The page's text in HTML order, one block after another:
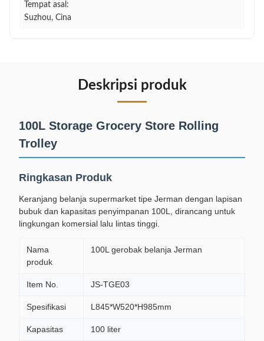
Tempat asal:
Suzhou, Cina
Deskripsi produk
100L Storage Grocery Store Rolling
Trolley
Ringkasan Produk
Keranjang belanja supermarket tipe Jerman dengan lapisan
bubuk dan kapasitas penyimpanan 100L, dirancang untuk
lingkungan komersial lalu lintas tinggi.
Nama
produk
100L gerobak belanja Jerman
Item No. JS-TGE03
Spesifikasi L845*W520*H985mm
Kapasitas 100 liter